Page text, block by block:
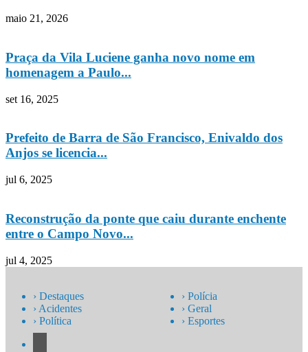
maio 21, 2026
Praça da Vila Luciene ganha novo nome em
homenagem a Paulo...
set 16, 2025
Prefeito de Barra de São Francisco, Enivaldo dos
Anjos se licencia...
jul 6, 2025
Reconstrução da ponte que caiu durante enchente
entre o Campo Novo...
jul 4, 2025
› Destaques
› Acidentes
› Política
› Polícia
› Geral
› Esportes